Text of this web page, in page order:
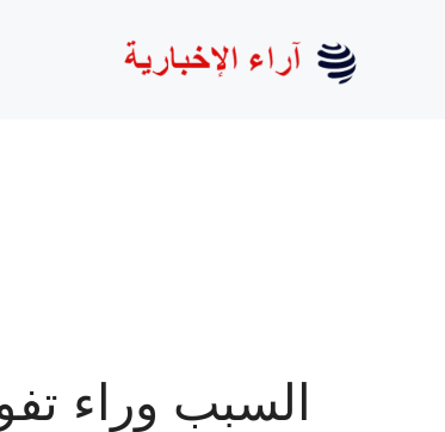
السبب وراء